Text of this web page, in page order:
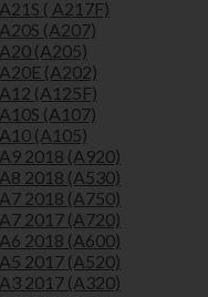
( A217F)
(A207)
(A205)
(A202)
(A125F)
(A107)
(A105)
2018 (A920)
2018 (A530)
2018 (A750)
2017 (A720)
2018 (A600)
2017 (A520)
2017 (A320)